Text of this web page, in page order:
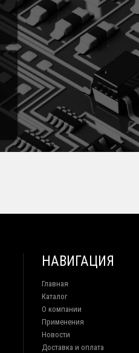
НАВИГАЦИЯ
Главная
Каталог
О компании
Применения
Новости
Доставка и оплата